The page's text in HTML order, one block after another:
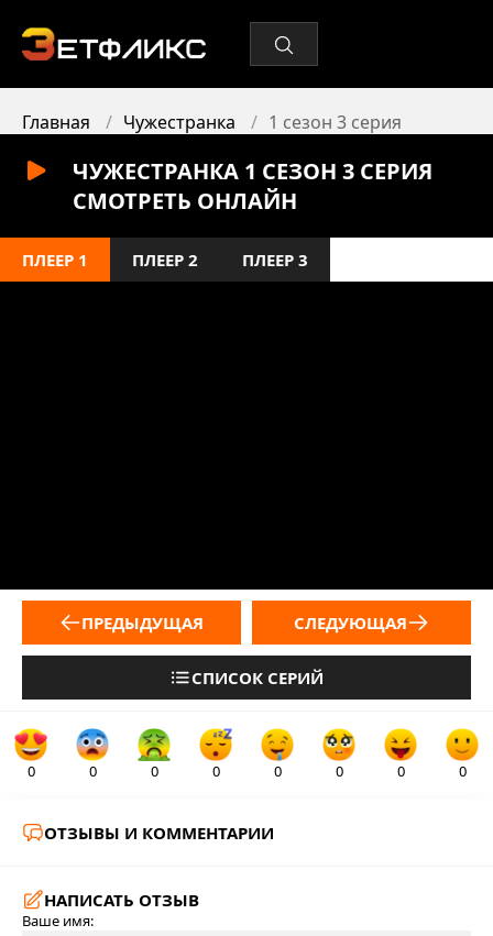
Главная Чужестранка 1 сезон 3 серия
ЧУЖЕСТРАНКА 1 СЕЗОН 3 СЕРИЯ
СМОТРЕТЬ ОНЛАЙН
ПЛЕЕР 1 ПЛЕЕР 2 ПЛЕЕР 3
ПРЕДЫДУЩАЯ
СПИСОК СЕРИЙ
СЛЕДУЮЩАЯ
0 0 0 0 0 0 0 0
ОТЗЫВЫ И КОММЕНТАРИИ
НАПИСАТЬ ОТЗЫВ
Ваше имя: